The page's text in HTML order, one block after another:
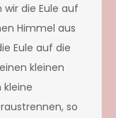
die Eule auf
Himmel aus
Eule auf die
kleinen
kleine
so